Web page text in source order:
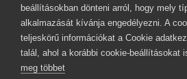
goes from savior to hunted.
több
Rendező
Markus Fischer
beállításokban dönteni arról, hogy mely
alkalmazását kívánja engedélyezni. A
teljeskörű információkat a Cookie
talál, ahol a korábbi cookie-beállításokat
meg többet